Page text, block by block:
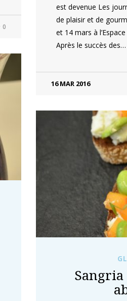
0
est devenue Les
de plaisir et de
et 14 mars à
Après le succès des…
16 MAR 2016